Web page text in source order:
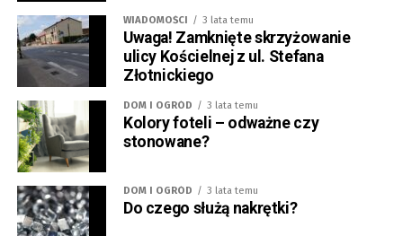
WIADOMOŚCI 3 lata temu
Uwaga! Zamknięte skrzyżowanie
ulicy Kościelnej z ul. Stefana
Złotnickiego
DOM I OGRÓD 3 lata temu
Kolory foteli – odważne czy
stonowane?
DOM I OGRÓD 3 lata temu
Do czego służą nakrętki?